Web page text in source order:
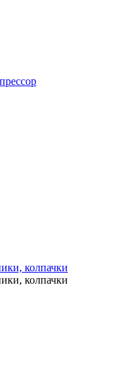
колпачки
колпачки